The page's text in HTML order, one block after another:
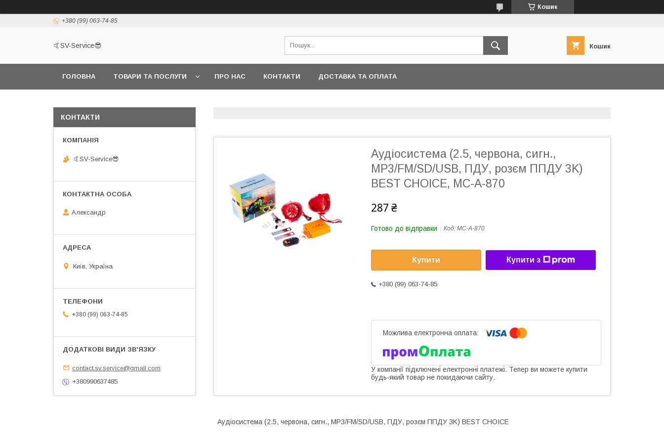
Кошик
+380 (99) 063-74-85
🤙SV-Service😎 Кошик
ГОЛОВНА ТОВАРИ ТА ПОСЛУГИ ПРО НАС КОНТАКТИ ДОСТАВКА ТА ОПЛАТА
Аудіосистема (2.5, червона, сигн.,
МР3/FM/SD/USB, ПДУ, розєм ППДУ 3K)
BEST CHOICE, MC-A-870
287 ₴
Готово до відправки Код: MC-A-870
Купити Купити з
+380 (99) 063-74-85
У компанії підключені електронні платежі. Тепер ви можете купити
будь-який товар не покидаючи сайту.
Аудіосистема (2.5, червона, сигн., МР3/FM/SD/USB, ПДУ, розєм ППДУ 3K) BEST CHOICE
КОНТАКТИ
🤙SV-Service😎
Александр
Київ, Україна
+380 (99) 063-74-85
contact.sv.service@gmail.com
+380990637485